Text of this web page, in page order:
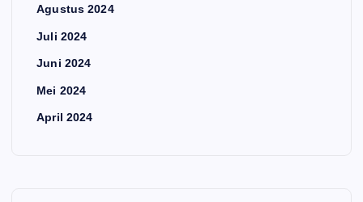
Agustus 2024
Juli 2024
Juni 2024
Mei 2024
April 2024